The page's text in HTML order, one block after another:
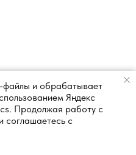
файлы и обрабатывает
Яндекс
Продолжая работу с
соглашаетесь с